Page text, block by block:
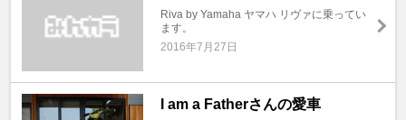
Riva by Yamaha ヤマハ リヴァに乗ってい
ます。
2016年7月27日
I am a Fatherさんの愛車